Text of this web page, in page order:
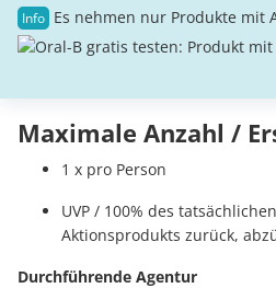
Es nehmen nur Produkte mit
Maximale Anzahl /
1 x pro Person
UVP / 100% des
Aktionsprodukts zurück,
Durchführende Agentur